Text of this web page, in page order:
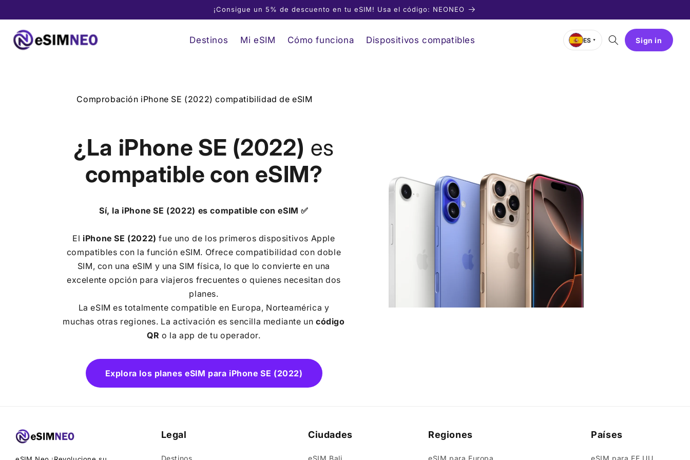
al contenido
¡Consigue un 5% de descuento en tu eSIM! Usa el código: NEONEO
Destinos Mi eSIM Cómo funciona Dispositivos compatibles ES ▼ Sign in
Comprobación iPhone SE (2022) compatibilidad de eSIM
¿La iPhone SE (2022) es
compatible con eSIM?
Sí, la iPhone SE (2022) es compatible con eSIM ✅
El iPhone SE (2022) fue uno de los primeros dispositivos Apple
compatibles con la función eSIM. Ofrece compatibilidad con doble
SIM, con una eSIM y una SIM física, lo que lo convierte en una
excelente opción para viajeros frecuentes o quienes necesitan dos
planes.
La eSIM es totalmente compatible en Europa, Norteamérica y
muchas otras regiones. La activación es sencilla mediante un código
QR o la app de tu operador.
Explora los planes eSIM para iPhone SE (2022)
Legal
Destinos
Ciudades
eSIM Bali
Regiones
eSIM para Europa
Países
eSIM para EE.UU.